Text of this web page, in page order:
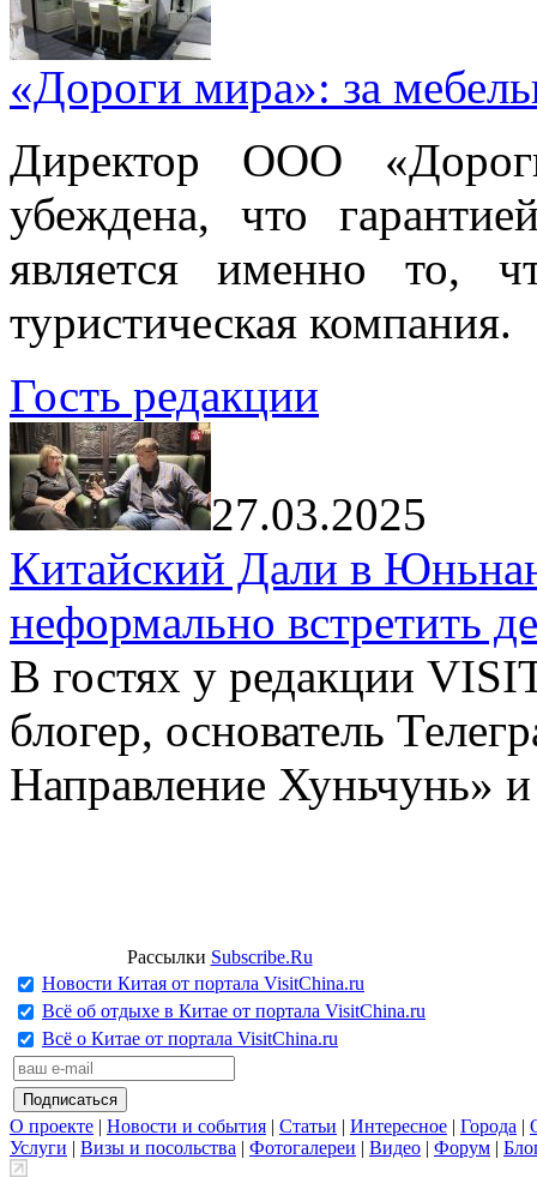
«Дороги мира»: за
Директор ООО
убеждена, что
является именно то,
туристическая компания.
Гость редакции
27.03.2025
Китайский Дали в
неформально встретить
В гостях у редакции
блогер, основатель
Направление Хуньчунь»
Рассылки Subscribe.Ru
Новости Китая от портала VisitChina.ru
Всё об отдыхе в Китае от портала VisitChina.ru
Всё о Китае от портала VisitChina.ru
О проекте | Новости и события | Статьи | Интересное | Города |
Услуги | Визы и посольства | Фотогалереи | Видео | Форум |